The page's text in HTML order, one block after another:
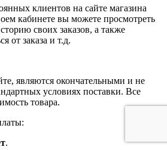
клиентов на сайте магазина
кабинете вы можете просмотреть
своих заказов, а также
от заказа и т.д.
являются окончательными и не
условиях поставки. Все
товара.
.